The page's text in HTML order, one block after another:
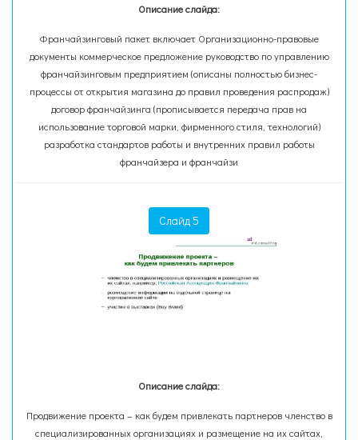
Описание слайда:
Франчайзинговый пакет включает Организационно-правовые
документы коммерческое предложение руководство по управлению
франчайзинговым предприятием (описаны полностью бизнес-
процессы от открытия магазина до правил проведения распродаж)
договор франчайзинга (прописывается передача прав на
использование торговой марки, фирменного стиля, технологий)
разработка стандартов работы и внутренних правил работы
франчайзера и франчайзи
Слайд 5
Описание слайда:
Продвижение проекта – как будем привлекать партнеров членство в
специализированных организациях и размещение на их сайтах,